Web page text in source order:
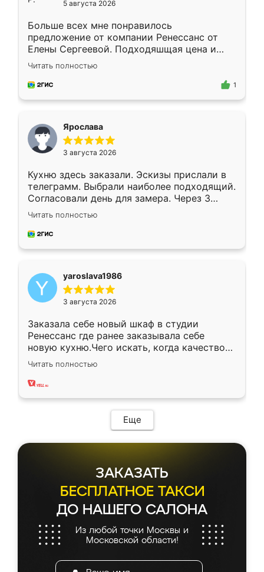
5 августа 2026
Больше всех мне понравилось
предложение от компании Ренессанс от
Елены Сергеевой. Подходяшщая цена и
короткие сроки изготовления. Приехавший
для замера сотрудник Владислав
предложил по моему эскизу самый
Читать полностью
1
Ярослава
3 августа 2026
Кухню здесь заказали. Эскизы прислали в
телеграмм. Выбрали наиболее подходящий.
Согласовали день для замера. Через 3
недели кухня была уже готова. Остались
довольны работой. Спасибо Ренессанс
мебель за качественную работу!
Читать полностью
yaroslava1986
3 августа 2026
Заказала себе новый шкаф в студии
Ренессанс где ранее заказывала себе
новую кухню.Чего искать, когда качеством
вполне довольна. Служит кухня уже почти
два года, нареканий нет.
Читать полностью
Еще
ЗАКАЗАТЬ
БЕСПЛАТНОЕ ТАКСИ
ДО НАШЕГО САЛОНА
Из любой точки Москвы и
Московской области!